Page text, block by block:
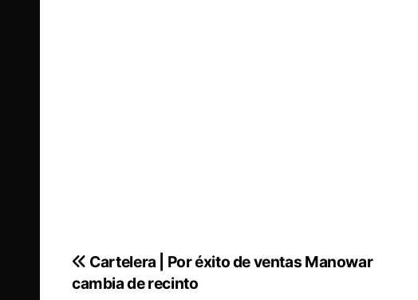
Navegación
Cartelera | Por éxito de ventas Manowar
cambia de recinto